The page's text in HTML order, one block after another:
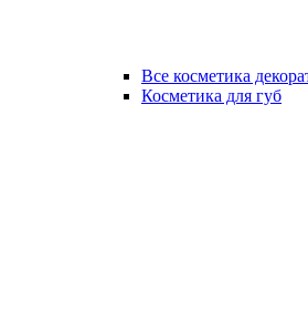
Все косметика
Косметика для губ